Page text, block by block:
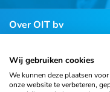
Over OIT bv
Klantenservice
Wij gebruiken cookies
We kunnen deze plaatsen
onze website te verbeteren,